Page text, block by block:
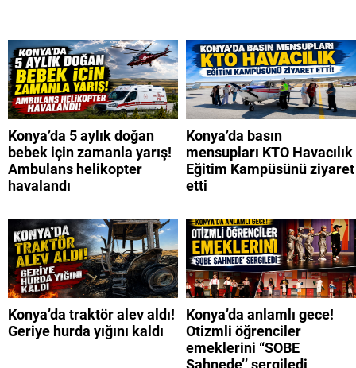
Konya’da 5 aylık doğan
bebek için zamanla yarış!
Ambulans helikopter
havalandı
Konya’da basın
mensupları KTO Havacılık
Eğitim Kampüsünü ziyaret
etti
Konya’da traktör alev aldı!
Geriye hurda yığını kaldı
Konya’da anlamlı gece!
Otizmli öğrenciler
emeklerini “SOBE